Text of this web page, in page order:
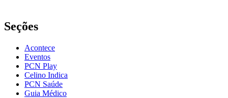
Seções
Acontece
Eventos
PCN Play
Celino Indica
PCN Saúde
Guia Médico